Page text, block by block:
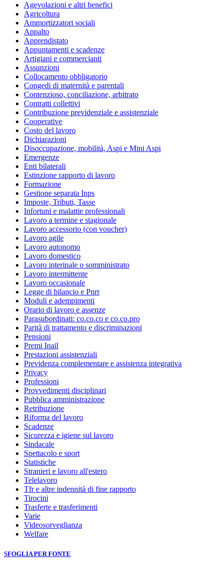
Agevolazioni e altri benefici
Agricoltura
Ammortizzatori sociali
Appalto
Apprendistato
Appuntamenti e scadenze
Artigiani e commercianti
Assunzioni
Collocamento obbligatorio
Congedi di maternità e parentali
Contenzioso, conciliazione, arbitrato
Contratti collettivi
Contribuzione previdenziale e assistenziale
Cooperative
Costo del lavoro
Dichiarazioni
Disoccupazione, mobilità, Aspi e Mini Aspi
Emergenze
Enti bilaterali
Estinzione rapporto di lavoro
Formazione
Gestione separata Inps
Imposte, Tributi, Tasse
Infortuni e malattie professionali
Lavoro a termine e stagionale
Lavoro accessorio (con voucher)
Lavoro agile
Lavoro autonomo
Lavoro domestico
Lavoro interinale o somministrato
Lavoro intermittente
Lavoro occasionale
Legge di bilancio e Pnrr
Moduli e adempimenti
Orario di lavoro e assenze
Parasubordinati: co.co.co e co.co.pro
Parità di trattamento e discriminazioni
Pensioni
Premi Inail
Prestazioni assistenziali
Previdenza complementare e assistenza integrativa
Privacy
Professioni
Provvedimenti disciplinari
Pubblica amministrazione
Retribuzione
Riforma del lavoro
Scadenze
Sicurezza e igiene sul lavoro
Sindacale
Spettacolo e sport
Statistiche
Stranieri e lavoro all'estero
Telelavoro
Tfr e altre indennità di fine rapporto
Tirocini
Trasferte e trasferimenti
Varie
Videosorveglianza
Welfare
SFOGLIA PER FONTE